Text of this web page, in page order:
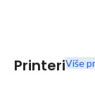
PrinteriViše